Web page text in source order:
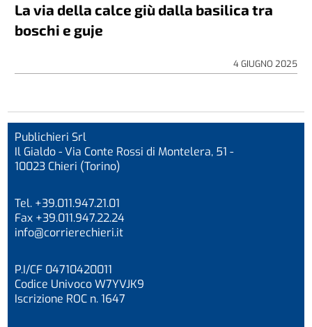
La via della calce giù dalla basilica tra
boschi e guje
4 GIUGNO 2025
Publichieri Srl
Il Gialdo - Via Conte Rossi di Montelera, 51 -
10023 Chieri (Torino)
Tel. +39.011.947.21.01
Fax +39.011.947.22.24
info@corrierechieri.it
P.I/CF 04710420011
Codice Univoco W7YVJK9
Iscrizione ROC n. 1647